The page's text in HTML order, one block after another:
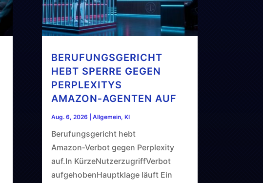
BERUFUNGSGERICHT
HEBT SPERRE GEGEN
PERPLEXITYS
AMAZON‑AGENTEN AUF
Aug. 6, 2026 Allgemein, KI
Berufungsgericht hebt
Amazon‑Verbot gegen Perplexity
auf.In KürzeNutzerzugriffVerbot
aufgehobenHauptklage läuft Ein